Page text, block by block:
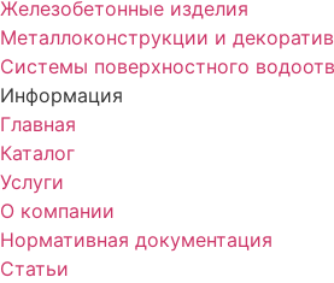
Железобетонные изделия
Металлоконструкции и
Системы поверхностного
Информация
Главная
Каталог
Услуги
О компании
Нормативная документация
Статьи